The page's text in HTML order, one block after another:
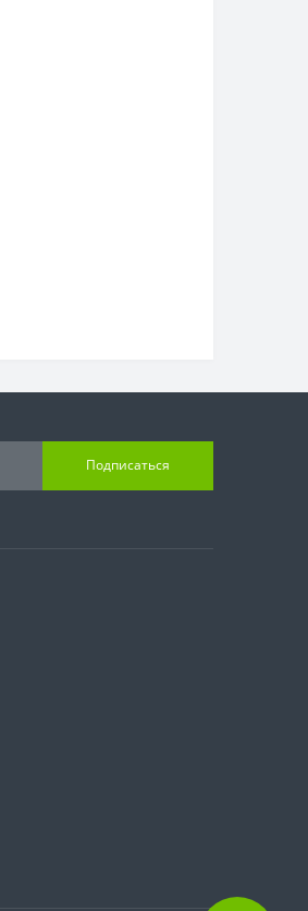
Подписаться